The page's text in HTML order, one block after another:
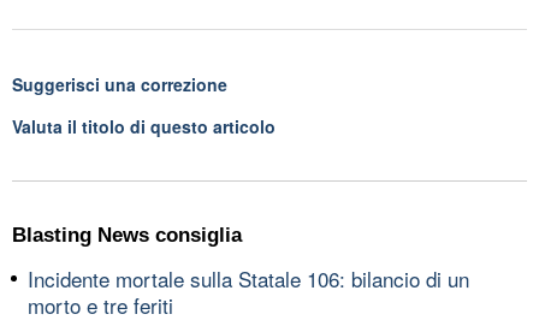
Suggerisci una correzione
Valuta il titolo di questo articolo
Blasting News consiglia
Incidente mortale sulla Statale 106: bilancio di un
morto e tre feriti